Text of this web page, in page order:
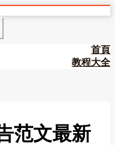
首頁
教程大全
范文最新